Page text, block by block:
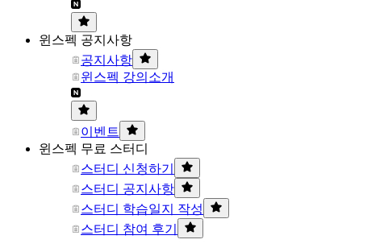
윈스펙 공지사항
공지사항
윈스펙 강의소개
이벤트
윈스펙 무료 스터디
스터디 신청하기
스터디 공지사항
스터디 학습일지 작성
스터디 참여 후기